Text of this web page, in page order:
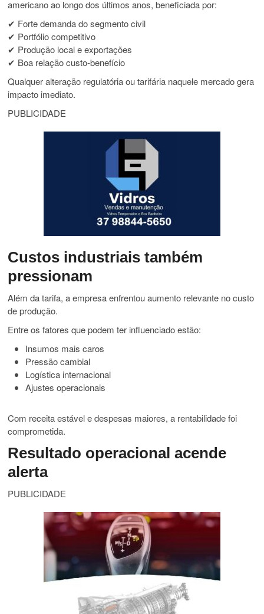
americano ao longo dos últimos anos, beneficiada por:
✔ Forte demanda do segmento civil
✔ Portfólio competitivo
✔ Produção local e exportações
✔ Boa relação custo-benefício
Qualquer alteração regulatória ou tarifária naquele mercado gera
impacto imediato.
PUBLICIDADE
Custos industriais também
pressionam
Além da tarifa, a empresa enfrentou aumento relevante no custo
de produção.
Entre os fatores que podem ter influenciado estão:
Insumos mais caros
Pressão cambial
Logística internacional
Ajustes operacionais
Com receita estável e despesas maiores, a rentabilidade foi
comprometida.
Resultado operacional acende
alerta
PUBLICIDADE